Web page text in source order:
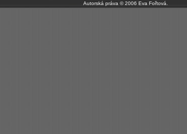
Autorská práva © 2006 Eva Fořtová.